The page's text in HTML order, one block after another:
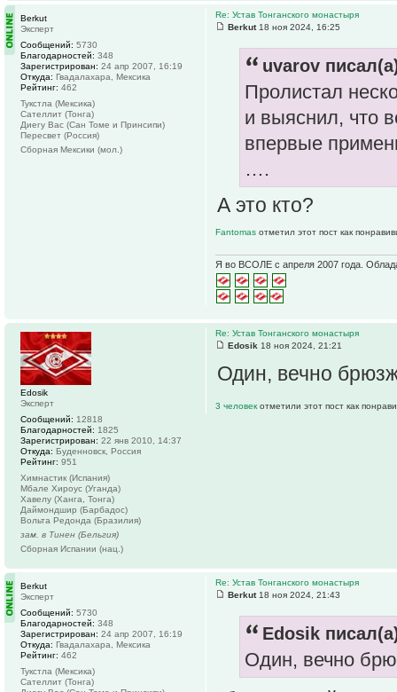
Re: Устав Тонганского монастыря
Berkut18 ноя 2024, 16:25
uvarov
Пролистал
и выяснил, что
впервые
….
А это кто?
Fantomas отметил этот пост как
Я во ВСОЛЕ с апреля 2007 года.
Berkut
Эксперт
Сообщений: 5730
Благодарностей: 348
Зарегистрирован: 24 апр 2007, 16:19
Откуда: Гвадалахара, Мексика
Рейтинг: 462
Тукстла (Мексика)
Сателлит (Тонга)
Диегу Вас (Сан Томе и Принсипи)
Пересвет (Россия)
Сборная Мексики (мол.)
Re: Устав Тонганского монастыря
Edosik 18 ноя 2024, 21:21
Один, вечно
3 человек отметили этот пост как
Edosik
Эксперт
Сообщений: 12818
Благодарностей: 1825
Зарегистрирован: 22 янв 2010, 14:37
Откуда: Буденновск, Россия
Рейтинг: 951
Химнастик (Испания)
Мбале Хироус (Уганда)
Хавелу (Ханга, Тонга)
Даймондшир (Барбадос)
Вольта Редонда (Бразилия)
зам. в Тинен (Бельгия)
Сборная Испании (нац.)
Re: Устав Тонганского монастыря
Berkut18 ноя 2024, 21:43
Edosik
Один, вечно
Berkut
Эксперт
Сообщений: 5730
Благодарностей: 348
Зарегистрирован: 24 апр 2007, 16:19
Откуда: Гвадалахара, Мексика
Рейтинг: 462
Тукстла (Мексика)
Сателлит (Тонга)